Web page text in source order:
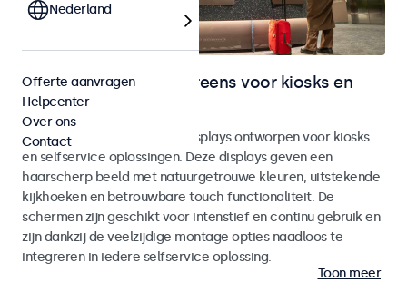
Monitoren en touchscreens voor kiosks en
selfservice
Monitoren en touchscreen displays ontworpen voor kiosks
en selfservice oplossingen. Deze displays geven een
haarscherp beeld met natuurgetrouwe kleuren, uitstekende
kijkhoeken en betrouwbare touch functionaliteit. De
schermen zijn geschikt voor intenstief en continu gebruik en
zijn dankzij de veelzijdige montage opties naadloos te
integreren in iedere selfservice oplossing.
Toon meer
Nederland
Offerte aanvragen
Helpcenter
Over ons
Contact